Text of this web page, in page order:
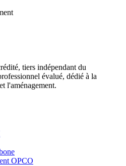
tiers indépendant du
évalué, dédié à la
l'aménagement.
OPCO